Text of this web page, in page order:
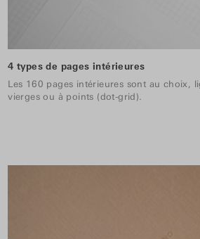
4 types de pages intérieures
Les 160 pages intérieures sont au choix,
vierges ou à points (dot-grid).